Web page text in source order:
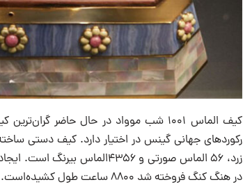
در هنگ کنگ فروخته شد ۸۸۰۰ ساعت طول کشیده‌است.